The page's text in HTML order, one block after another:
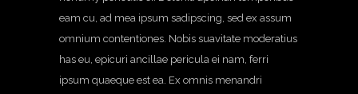
eam cu, ad mea ipsum sadipscing, sed ex assum
omnium contentiones. Nobis suavitate moderatius
has eu, epicuri ancillae pericula ei nam, ferri
ipsum quaeque est ea. Ex omnis menandri